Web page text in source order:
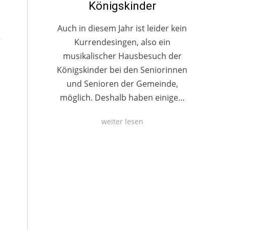
Königskinder
Auch in diesem Jahr ist leider kein
Kurrendesingen, also ein
musikalischer Hausbesuch der
Königskinder bei den Seniorinnen
und Senioren der Gemeinde,
möglich. Deshalb haben einige…
weiter lesen